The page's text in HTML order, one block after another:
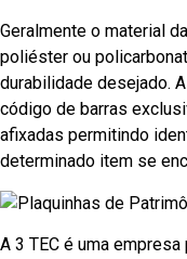
Geralmente o material
poliéster ou
durabilidade desejado.
código de barras
afixadas permitindo
determinado item se
A 3 TEC é uma